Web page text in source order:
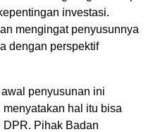
investasi.
mengingat penyusunnya
dengan perspektif
penyusunan ini
hal itu bisa
Pihak Badan